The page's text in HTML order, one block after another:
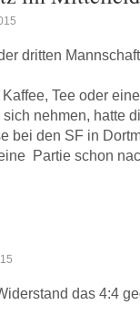
dritten
Tee oder
nehmen, hatte
bei den SF in
Partie schon
das 4:4